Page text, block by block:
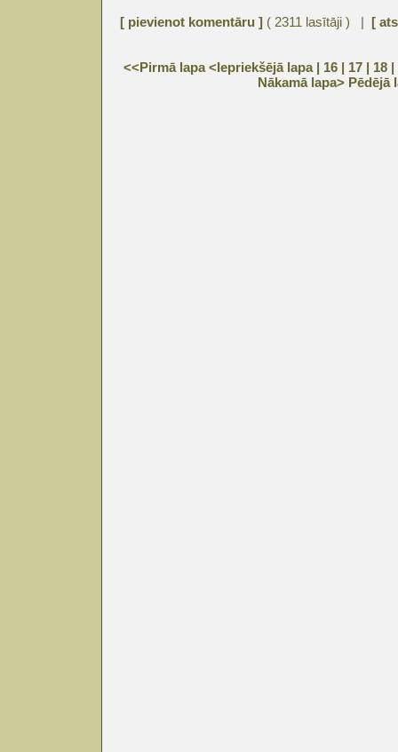
[ pievienot komentāru ] ( 2311 lasītāji ) | [
<<Pirmā lapa<Iepriekšējā lapa | 16 | 17 | 18 |
Nākamā lapa> Pēdējā